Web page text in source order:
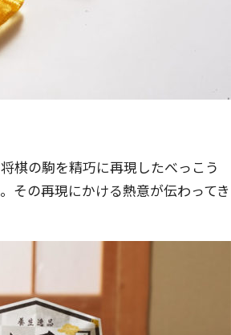
棋の駒を精巧に再現したべっこう
その再現にかける熱意が伝わってき